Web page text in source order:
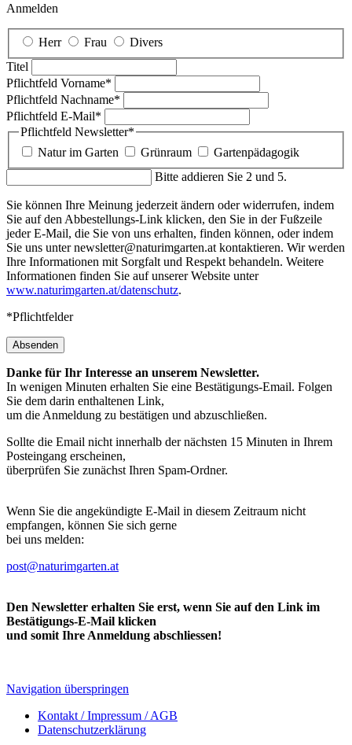
Anmelden
Herr Frau
Divers
Titel
Pflichtfeld Vorname*
Pflichtfeld Nachname*
Pflichtfeld E-Mail*
Pflichtfeld Newsletter*
Natur im Garten
Grünraum
Gartenpädagogik
Bitte addieren Sie 2 und 5.
Sie können Ihre Meinung jederzeit ändern oder widerrufen, indem
Sie auf den Abbestellungs-Link klicken, den Sie in der Fußzeile
jeder E-Mail, die Sie von uns erhalten, finden können, oder indem
Sie uns unter newsletter@naturimgarten.at kontaktieren. Wir werden
Ihre Informationen mit Sorgfalt und Respekt behandeln. Weitere
Informationen finden Sie auf unserer Website unter
www.naturimgarten.at/datenschutz.
*Pflichtfelder
Absenden
Danke für Ihr Interesse an unserem Newsletter.
In wenigen Minuten erhalten Sie eine Bestätigungs-Email. Folgen
Sie dem darin enthaltenen Link,
um die Anmeldung zu bestätigen und abzuschließen.
Sollte die Email nicht innerhalb der nächsten 15 Minuten in Ihrem
Posteingang erscheinen,
überprüfen Sie zunächst Ihren Spam-Ordner.
Wenn Sie die angekündigte E-Mail in diesem Zeitraum nicht
empfangen, können Sie sich gerne
bei uns melden:
post@naturimgarten.at
Den Newsletter erhalten Sie erst, wenn Sie auf den Link im
Bestätigungs-E-Mail klicken
und somit Ihre Anmeldung abschliessen!
Navigation überspringen
Kontakt / Impressum / AGB
Datenschutzerklärung